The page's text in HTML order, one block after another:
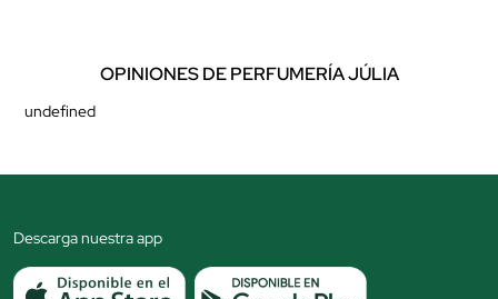
OPINIONES DE PERFUMERÍA JÚLIA
undefined
Descarga nuestra app